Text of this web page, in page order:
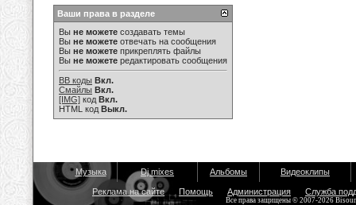
Ваши права в разделе
Вы не можете создавать темы
Вы не можете отвечать на сообщения
Вы не можете прикреплять файлы
Вы не можете редактировать сообщения
BB коды Вкл.
Смайлы Вкл.
[IMG] код Вкл.
HTML код Выкл.
Музыка Dj mixes Альбомы Видеоклипы
Реклама на сайте Помощь Администрация Служба
Все права защищены © 2007-2026